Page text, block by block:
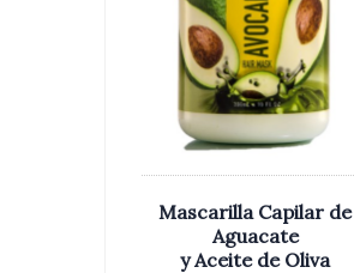
Mascarilla Capilar de
Aguacate
y Aceite de Oliva